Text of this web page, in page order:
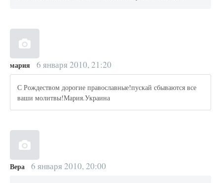
мария 6 января 2010, 21:20
С Рождеством дорогие православные!пускай сбываются все
ваши молитвы!Мария.Украина
Вера 6 января 2010, 20:00